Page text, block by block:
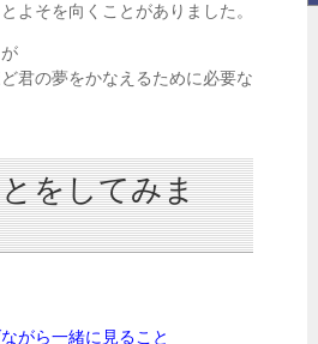
とよそを向くことがありました。
が
ど君の夢をかなえるために必要な
をしてみま
ながら一緒に見ること